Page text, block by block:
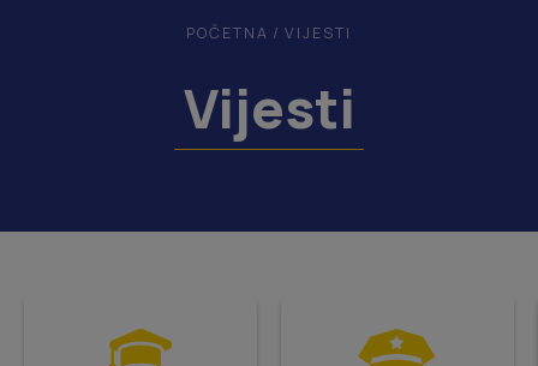
POČETNA / VIJESTI
Vijesti